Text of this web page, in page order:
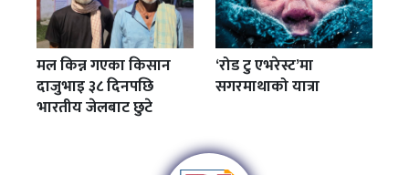
मल किन्न गएका किसान
दाजुभाइ ३८ दिनपछि
भारतीय जेलबाट छुटे
‘रोड टु एभरेस्ट’मा
सगरमाथाको यात्रा